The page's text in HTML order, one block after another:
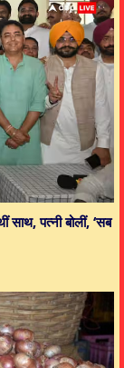
साथ, पत्नी बोलीं, ‘सब